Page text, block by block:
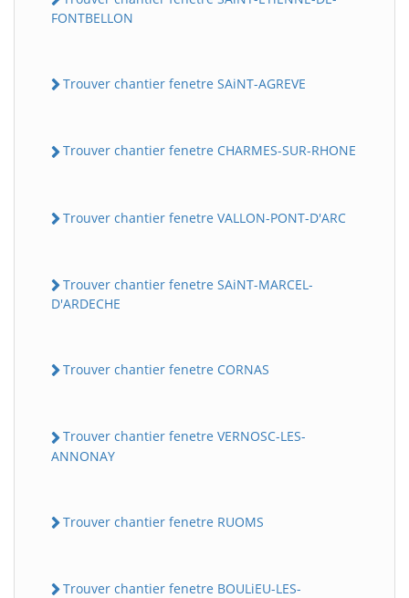
FONTBELLON
Trouver chantier fenetre SAiNT-AGREVE
Trouver chantier fenetre CHARMES-SUR-RHONE
Trouver chantier fenetre VALLON-PONT-D'ARC
Trouver chantier fenetre SAiNT-MARCEL-
D'ARDECHE
Trouver chantier fenetre CORNAS
Trouver chantier fenetre VERNOSC-LES-
ANNONAY
Trouver chantier fenetre RUOMS
Trouver chantier fenetre BOULiEU-LES-